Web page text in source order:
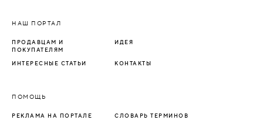
НАШ ПОРТАЛ
ПРОДАВЦАМ И
ПОКУПАТЕЛЯМ
ИДЕЯ
ИНТЕРЕСНЫЕ СТАТЬИ КОНТАКТЫ
ПОМОЩЬ
РЕКЛАМА НА ПОРТАЛЕ СЛОВАРЬ ТЕРМИНОВ